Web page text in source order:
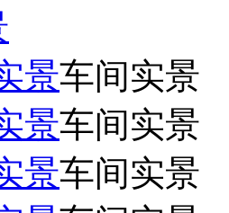
车间实景
车间实景
车间实景